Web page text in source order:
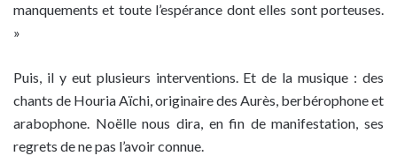
manquements et toute l’espérance dont elles sont porteuses.
»
Puis, il y eut plusieurs interventions. Et de la musique : des
chants de Houria Aïchi, originaire des Aurès, berbérophone et
arabophone. Noëlle nous dira, en fin de manifestation, ses
regrets de ne pas l’avoir connue.